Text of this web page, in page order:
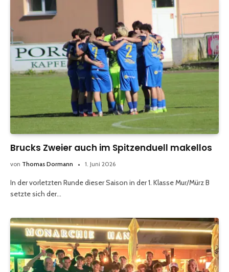
Brucks Zweier auch im Spitzenduell makellos
von Thomas Dormann 1. Juni 2026
In der vorletzten Runde dieser Saison in der 1. Klasse Mur/Mürz B
setzte sich der…